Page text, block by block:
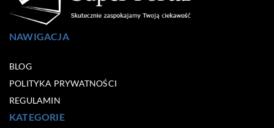
NAWIGACJA
BLOG
POLITYKA PRYWATNOŚCI
REGULAMIN
KATEGORIE